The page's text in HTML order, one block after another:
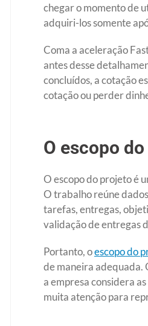
chegar o momento de
adquiri-los somente
Coma a aceleração
antes desse
concluídos, a cotação
cotação ou perder
O escopo
O escopo do projeto é
O trabalho reúne
tarefas, entregas,
validação de entregas
Portanto, oescopo do
de maneira adequada.
a empresa considera
muita atenção para